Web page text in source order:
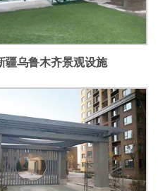
疆乌鲁木齐景观设施